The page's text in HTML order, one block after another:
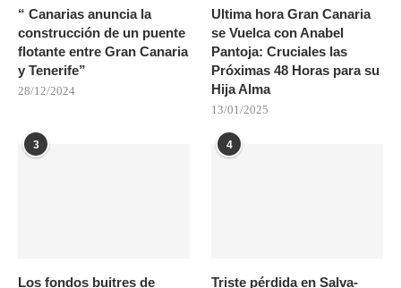
“ Canarias anuncia la
construcción de un puente
flotante entre Gran Canaria
y Tenerife”
28/12/2024
Ultima hora Gran Canaria
se Vuelca con Anabel
Pantoja: Cruciales las
Próximas 48 Horas para su
Hija Alma
13/01/2025
3
Los fondos buitres de
4
Triste pérdida en Salva-